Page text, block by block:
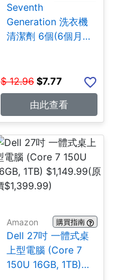
Seventh
Generation 洗衣機
清潔劑 6個(6個月
$ 12.96 $7.77
由此查看
Amazon 購買指南
Dell 27吋 一體式桌
上型電腦 (Core 7
150U 16GB, 1TB)